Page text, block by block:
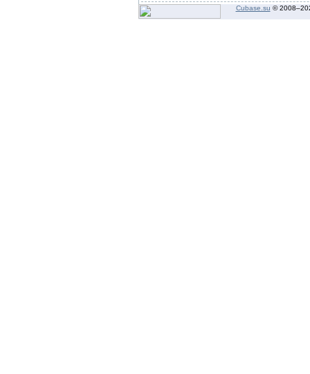
Cubase.su © 2008–